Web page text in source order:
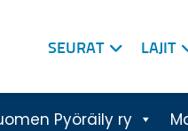
SEURAT LAJIT
Pyöräily ry